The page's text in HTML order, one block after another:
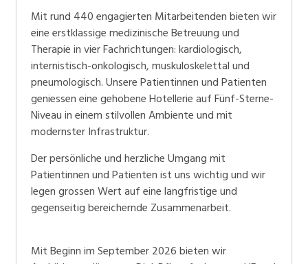
Mit rund 440 engagierten Mitarbeitenden bieten wir
eine erstklassige medizinische Betreuung und
Therapie in vier Fachrichtungen: kardiologisch,
internistisch-onkologisch, muskuloskelettal und
pneumologisch. Unsere Patientinnen und Patienten
geniessen eine gehobene Hotellerie auf Fünf-Sterne-
Niveau in einem stilvollen Ambiente und mit
modernster Infrastruktur.
Der persönliche und herzliche Umgang mit
Patientinnen und Patienten ist uns wichtig und wir
legen grossen Wert auf eine langfristige und
gegenseitig bereichernde Zusammenarbeit.
Mit Beginn im September 2026 bieten wir